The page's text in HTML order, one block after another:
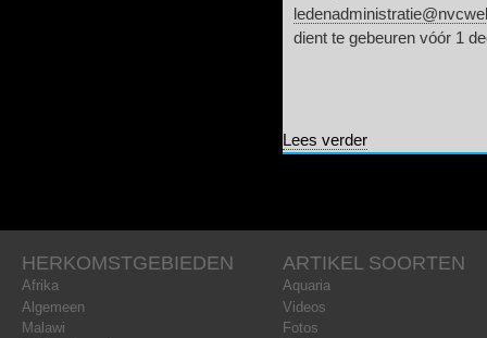
dient te gebeuren vóór 1
Lees verder
HERKOMSTGEBIEDEN
Afrika
Algemeen
Malawi
ARTIKEL SOORTEN
Aquaria
Videos
Fotos